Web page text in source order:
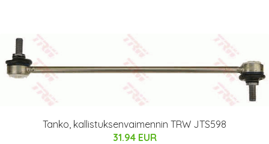
Tanko, kallistuksenvaimennin TRW JTS598
31.94 EUR